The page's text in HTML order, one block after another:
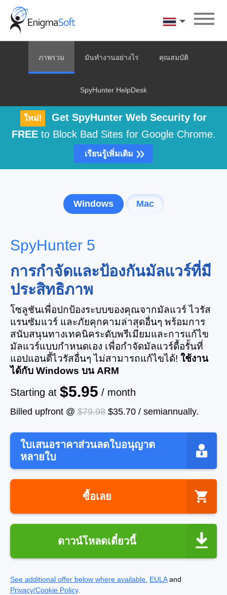
Skip
content
ภาษาไทย
ภาพรวม มันทำงานอย่างไร คุณสมบัติ
SpyHunter HelpDesk
ใหม่!
Get SpyHunter Web Security for
FREEto Block Bad Sites for Google Chrome.
เรียนรู้เพิ่มเติม »
Windows Mac
SpyHunter 5
การกำจัดและป้องกันมัลแวร์ที่มี
ประสิทธิภาพ
โซลูชันเพื่อปกป้องระบบของคุณจากมัลแวร์ ไวรัส
แรนซัมแวร์ และภัยคุกคามล่าสุดอื่นๆ พร้อมการ
สนับสนุนทางเทคนิคระดับพรีเมียมและการแก้ไข
มัลแวร์แบบกำหนดเอง เพื่อกำจัดมัลแวร์ดื้อรั้นที่
แอปแอนตี้ไวรัสอื่นๆ ไม่สามารถแก้ไขได้! ใช้งาน
ได้กับ Windows บน ARM
Starting at $5.95 / month
Billed upfront @ $79.98 $35.70 / semiannually.
ใบเสนอราคาส่วนลดใบอนุญาต
หลายใบ
ซื้อเลย
ดาวน์โหลดเดี๋ยวนี้
See additional offer below where available. EULAand
Privacy/Cookie Policy.